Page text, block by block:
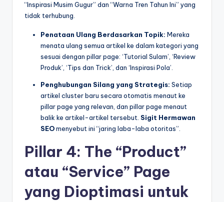
“Inspirasi Musim Gugur” dan “Warna Tren Tahun Ini” yang
tidak terhubung.
Penataan Ulang Berdasarkan Topik: Mereka
menata ulang semua artikel ke dalam kategori yang
sesuai dengan pillar page: ‘Tutorial Sulam’, ‘Review
Produk’, ‘Tips dan Trick’, dan ‘Inspirasi Pola’.
Penghubungan Silang yang Strategis: Setiap
artikel cluster baru secara otomatis menaut ke
pillar page yang relevan, dan pillar page menaut
balik ke artikel-artikel tersebut. Sigit Hermawan
SEOmenyebut ini “jaring laba-laba otoritas”.
Pillar 4: The “Product”
atau “Service” Page
yang Dioptimasi untuk